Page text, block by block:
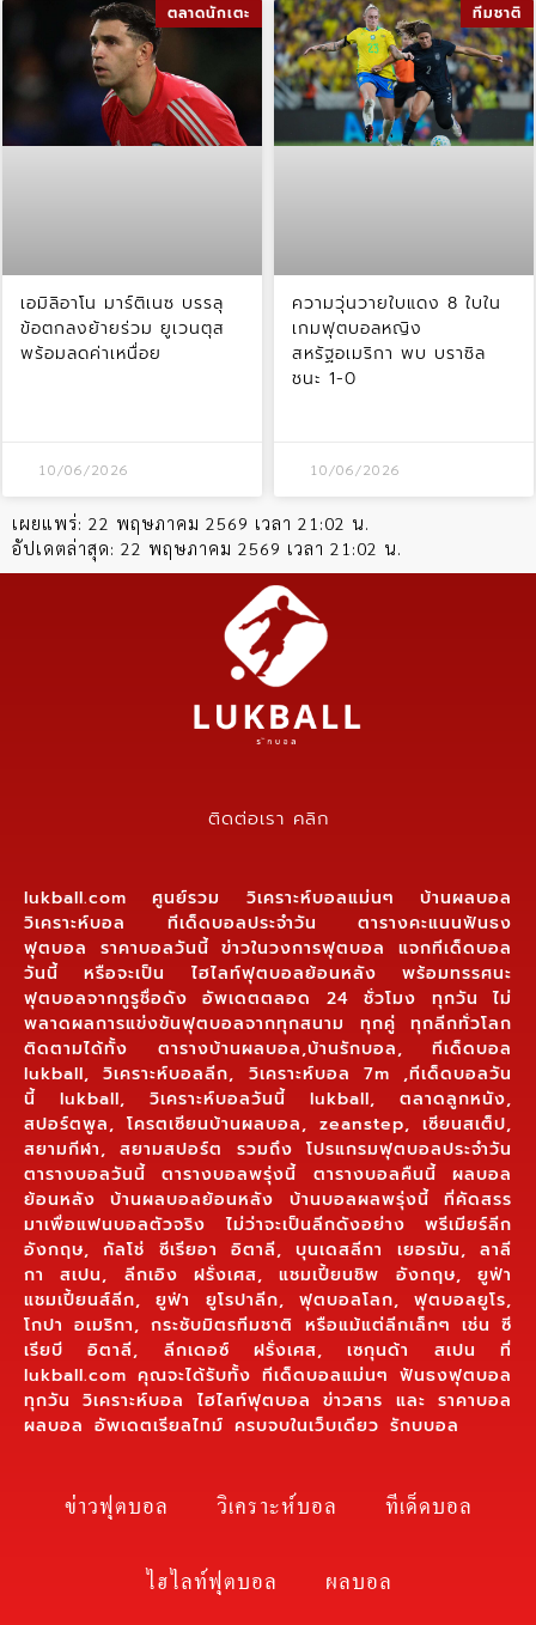
ตลาดนักเตะ
เอมิลิอาโน มาร์ติเนซ บรรลุ
ข้อตกลงย้ายร่วม ยูเวนตุส
พร้อมลดค่าเหนื่อย
10/06/2026
ทีมชาติ
ความวุ่นวายใบแดง 8 ใบใน
เกมฟุตบอลหญิง
สหรัฐอเมริกา พบ บราซิล
ชนะ 1-0
10/06/2026
เผยแพร่: 22 พฤษภาคม 2569 เวลา 21:02 น.
อัปเดตล่าสุด: 22 พฤษภาคม 2569 เวลา 21:02 น.
ติดต่อเรา คลิก
lukball.com ศูนย์รวม วิเคราะห์บอลแม่นๆ บ้านผลบอล
วิเคราะห์บอล ทีเด็ดบอลประจำวัน ตารางคะแนนฟันธง
ฟุตบอล ราคาบอลวันนี้ ข่าวในวงการฟุตบอล แจกทีเด็ดบอล
วันนี้ หรือจะเป็น ไฮไลท์ฟุตบอลย้อนหลัง พร้อมทรรศนะ
ฟุตบอลจากกูรูชื่อดัง อัพเดตตลอด 24 ชั่วโมง ทุกวัน ไม่
พลาดผลการแข่งขันฟุตบอลจากทุกสนาม ทุกคู่ ทุกลีกทั่วโลก
ติดตามได้ทั้ง ตารางบ้านผลบอล,บ้านรักบอล, ทีเด็ดบอล
lukball, วิเคราะห์บอลลีก, วิเคราะห์บอล 7m ,ทีเด็ดบอลวัน
นี้ lukball, วิเคราะห์บอลวันนี้ lukball, ตลาดลูกหนัง,
สปอร์ตพูล, โครตเซียนบ้านผลบอล, zeanstep, เซียนสเต็ป,
สยามกีฬา, สยามสปอร์ต รวมถึง โปรแกรมฟุตบอลประจำวัน
ตารางบอลวันนี้ ตารางบอลพรุ่งนี้ ตารางบอลคืนนี้ ผลบอล
ย้อนหลัง บ้านผลบอลย้อนหลัง บ้านบอลผลพรุ่งนี้ ที่คัดสรร
มาเพื่อแฟนบอลตัวจริง ไม่ว่าจะเป็นลีกดังอย่าง พรีเมียร์ลีก
อังกฤษ, กัลโช่ ซีเรียอา อิตาลี, บุนเดสลีกา เยอรมัน, ลาลี
กา สเปน, ลีกเอิง ฝรั่งเศส, แชมเปี้ยนชิพ อังกฤษ, ยูฟ่า
แชมเปี้ยนส์ลีก, ยูฟ่า ยูโรปาลีก, ฟุตบอลโลก, ฟุตบอลยูโร,
โกปา อเมริกา, กระชับมิตรทีมชาติ หรือแม้แต่ลีกเล็กๆ เช่น ซี
เรียบี อิตาลี, ลีกเดอซ์ ฝรั่งเศส, เซกุนด้า สเปน ที่
lukball.com คุณจะได้รับทั้ง ทีเด็ดบอลแม่นๆ ฟันธงฟุตบอล
ทุกวัน วิเคราะห์บอล ไฮไลท์ฟุตบอล ข่าวสาร และ ราคาบอล
ผลบอล อัพเดตเรียลไทม์ ครบจบในเว็บเดียว รักบบอล
ข่าวฟุตบอล วิเคราะห์บอล
ทีเด็ดบอล
ไฮไลท์ฟุตบอล
ผลบอล